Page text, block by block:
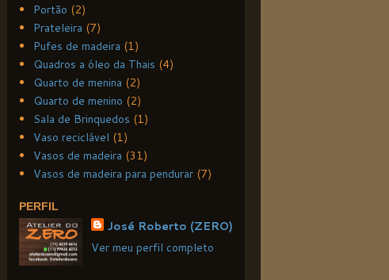
Portão (2)
Prateleira (7)
Pufes de madeira (1)
Quadros a óleo da Thais (4)
Quarto de menina (2)
Quarto de menino (2)
Sala de Brinquedos (1)
Vaso reciclável (1)
Vasos de madeira (31)
Vasos de madeira para pendurar (7)
PERFIL
José Roberto (ZERO)
Ver meu perfil completo